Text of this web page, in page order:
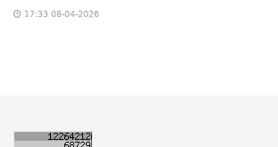
17:33 08-04-2026